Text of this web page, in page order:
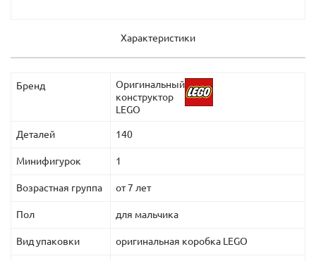
Характеристики
Бренд
Оригинальный
конструктор
LEGO
Деталей 140
Минифигурок 1
Возрастная группа от 7 лет
Пол для мальчика
Вид упаковки оригинальная коробка LEGO